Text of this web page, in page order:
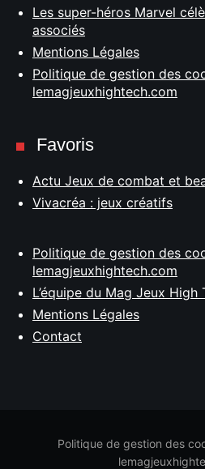
Les super-héros Marvel
associés
Mentions Légales
Politique de gestion des
lemagjeuxhightech.com
Favoris
Actu Jeux de combat et
Vivacréa : jeux créatifs
Politique de gestion des
lemagjeuxhightech.com
L’équipe du Mag Jeux High
Mentions Légales
Contact
Politique de gestion des